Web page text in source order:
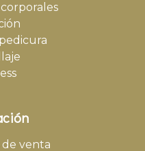
de venta